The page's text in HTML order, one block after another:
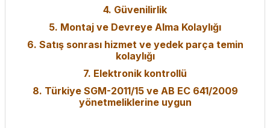
4. Güvenilirlik
5. Montaj ve Devreye Alma Kolaylığı
6. Satış sonrası hizmet ve yedek parça temin
kolaylığı
7. Elektronik kontrollü
8. Türkiye SGM-2011/15 ve AB EC 641/2009
yönetmeliklerine uygun